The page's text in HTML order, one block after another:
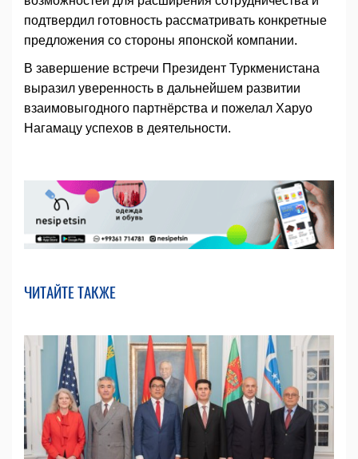
подтвердил готовность рассматривать конкретные
предложения со стороны японской компании.
В завершение встречи Президент Туркменистана
выразил уверенность в дальнейшем развитии
взаимовыгодного партнёрства и пожелал Харуо
Нагамацу успехов в деятельности.
ЧИТАЙТЕ ТАКЖЕ